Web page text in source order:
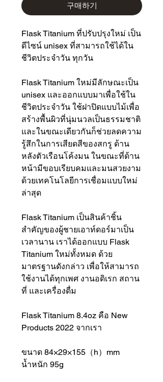
구매하기
Flask Titanium ที่ปรับปรุงใหม่ เป็น
ดีไซน์ unisex ที่สามารถใช้ได้ใน
ชีวิตประจำวัน ทุกวัน
Flask Titanium ใหม่มีลักษณะเป็น
unisex และออกแบบมาเพื่อใช้ใน
ชีวิตประจำวัน ใช้ฝาปิดแบบไม้เพื่อ
สร้างพื้นผิวที่นุ่มนวลเป็นธรรมชาติ
และในขณะเดียวกันก็ช่วยลดความ
รู้สึกในการเสียดสีของสกรู ด้าน
หลังตัวเรือนโค้งมน ในขณะที่ด้าน
หน้ามีขอบเรียบคมและมนสวยงาม
ด้วยเทคโนโลยีการเชื่อมแบบใหม่
ล่าสุด
Flask Titanium เป็นสินค้าชิ้น
สำคัญของผู้ชายเอาท์ดอร์มาเป็น
เวลานาน เราได้ออกแบบ Flask
Titanium ใหม่ทั้งหมด ด้วย
มาตรฐานดังกล่าว เพื่อให้สามารถ
ใช้งานได้ทุกเพศ งานอดิเรก สถาน
ที่ และเครื่องดื่ม
Flask Titanium 8.4oz คือ New
Products 2022 จากเรา
ขนาด 84×29×155（h）mm
น้ำหนัก 95g